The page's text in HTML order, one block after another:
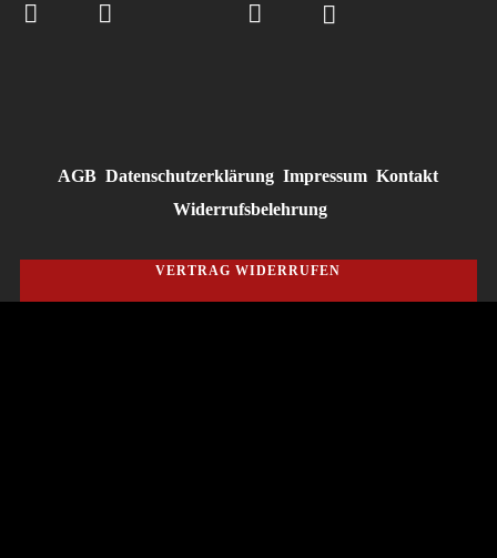
AGB Datenschutzerklärung Impressum Kontakt
Widerrufsbelehrung
VERTRAG WIDERRUFEN